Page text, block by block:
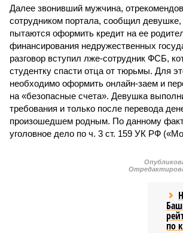
Далее звонивший мужчина,
сотрудником портала, сообщил
пытаются оформить кредит на ее
финансирования недружественных
разговор вступил лже-сотрудник ФСБ,
студентку спасти отца от тюрьмы. Для
необходимо оформить онлайн-заем и
на «безопасные счета». Девушка
требования и только после перевода
произошедшем родным. По данному
уголовное дело по ч. 3 ст. 159 УК РФ
по